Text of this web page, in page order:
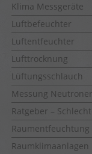
Klima Messgeräte
Luftbefeuchter
Luftentfeuchter
Lufttrocknung
Lüftungsschlauch
Messung
Ratgeber –
Raumentfeuchtung
Raumklimaanlagen